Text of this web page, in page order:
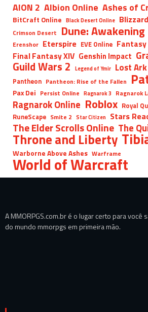
AION 2 Albion Online Ashes of
BitCraft Online Black Desert Online Blizzard
Crimson Desert Dune: Awakening
Erenshor Eterspire EVE Online Fantasy
Final Fantasy XIV Genshin Impact
Guild Wars 2 Legend of Ymir Lost Ark
Pantheon Pantheon: Rise of the Fallen
Pax Dei Persist Online Ragnarok 3 Ragnarok
Ragnarok Online Roblox Royal
RuneScape Smite 2 Star Citizen Stars
The Elder Scrolls Online The
Throne and Liberty
Warborne Above Ashes Warframe
World of Warcraft
A MMORPGS.com.br é o lugar certo para você
do mundo mmorpgs em primeira mão.